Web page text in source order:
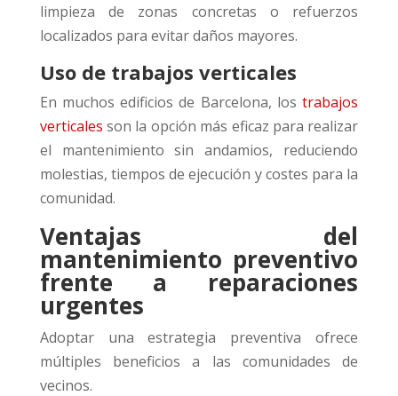
limpieza de zonas concretas o refuerzos
localizados para evitar daños mayores.
Uso de trabajos verticales
En muchos edificios de Barcelona, lostrabajos
verticales son la opción más eficaz para realizar
el mantenimiento sin andamios, reduciendo
molestias, tiempos de ejecución y costes para la
comunidad.
Ventajas del
mantenimiento preventivo
frente a reparaciones
urgentes
Adoptar una estrategia preventiva ofrece
múltiples beneficios a las comunidades de
vecinos.